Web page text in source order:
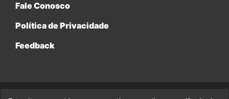
Fale Conosco
Política de Privacidade
Feedback